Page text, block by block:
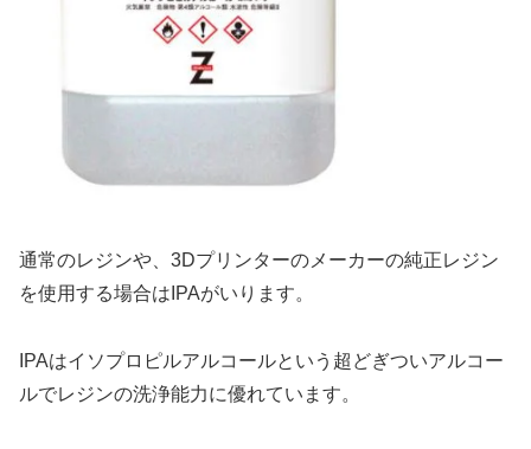
通常のレジンや、3Dプリンターのメーカーの純正レジン
を使用する場合はIPAがいります。
IPAはイソプロピルアルコールという超どぎついアルコー
ルでレジンの洗浄能力に優れています。